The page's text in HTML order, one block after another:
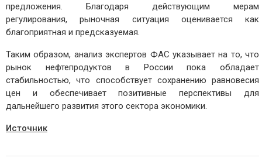
предложения. Благодаря действующим мерам
регулирования, рыночная ситуация оценивается как
благоприятная и предсказуемая.
Таким образом, анализ экспертов ФАС указывает на то, что
рынок нефтепродуктов в России пока обладает
стабильностью, что способствует сохранению равновесия
цен и обеспечивает позитивные перспективы для
дальнейшего развития этого сектора экономики.
Источник